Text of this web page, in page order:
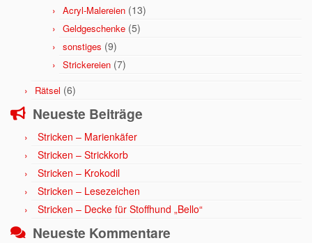
Acryl-Malereien (13)
Geldgeschenke (5)
sonstiges (9)
Strickereien (7)
Rätsel (6)
Neueste Beiträge
Stricken – Marienkäfer
Stricken – Strickkorb
Stricken – Krokodil
Stricken – Lesezeichen
Stricken – Decke für Stoffhund „Bello“
Neueste Kommentare